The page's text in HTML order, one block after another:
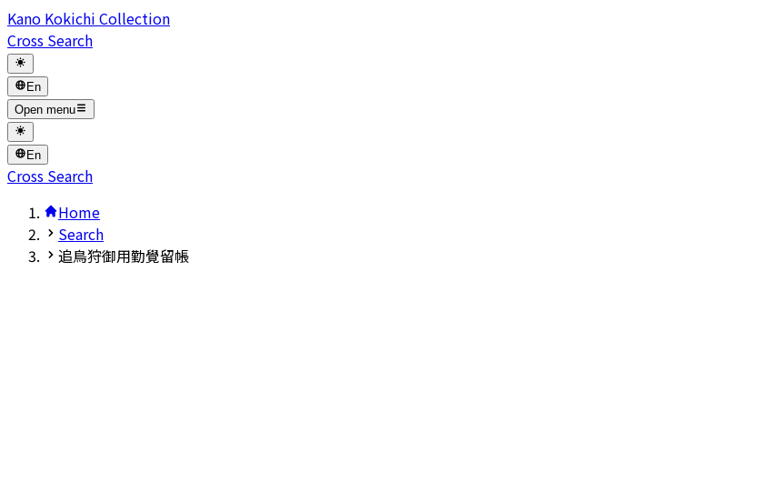
Kano Kokichi Collection
Cross Search
En
Open menu
En
Cross Search
Home
Search
追鳥狩御用勤覺留帳